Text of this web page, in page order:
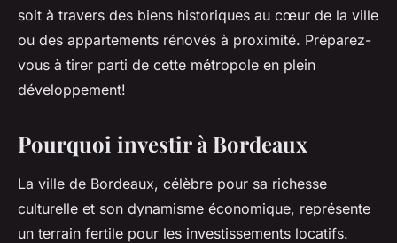
soit à travers des biens historiques au cœur de la ville
ou des appartements rénovés à proximité. Préparez-
vous à tirer parti de cette métropole en plein
développement!
Pourquoi investir à Bordeaux
La ville de Bordeaux, célèbre pour sa richesse
culturelle et son dynamisme économique, représente
un terrain fertile pour les investissements locatifs.